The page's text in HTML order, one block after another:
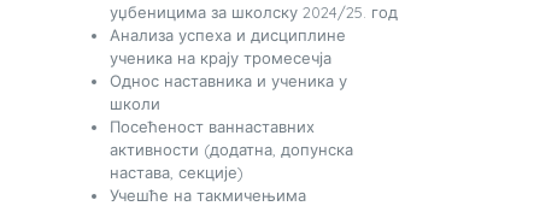
уџбеницима за школску 2024/25. год
Анализа успеха и дисциплине
ученика на крају тромесечја
Однос наставника и ученика у
школи
Посећеност ваннаставних
активности (додатна, допунска
настава, секције)
Учешће на такмичењима